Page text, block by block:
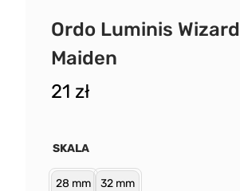
Ordo Luminis Wizard
Maiden
21 zł
SKALA
28 mm 32 mm